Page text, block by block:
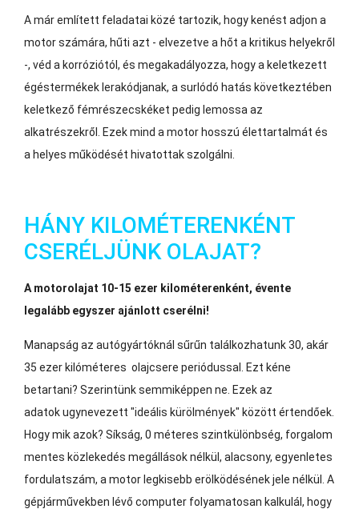
A már említett feladatai közé tartozik, hogy kenést adjon a
motor számára, hűti azt - elvezetve a hőt a kritikus helyekről
-, véd a korróziótól, és megakadályozza, hogy a keletkezett
égéstermékek lerakódjanak, a surlódó hatás következtében
keletkező fémrészecskéket pedig lemossa az
alkatrészekről. Ezek mind a motor hosszú élettartalmát és
a helyes működését hivatottak szolgálni.
HÁNY KILOMÉTERENKÉNT
CSERÉLJÜNK OLAJAT?
A motorolajat 10-15 ezer kilométerenként, évente
legalább egyszer ajánlott cserélni!
Manapság az autógyártóknál sűrűn találkozhatunk 30, akár
35 ezer kilóméteres olajcsere periódussal. Ezt kéne
betartani? Szerintünk semmiképpen ne. Ezek az
adatok ugynevezett "ideális kürölmények" között értendőek.
Hogy mik azok? Síkság, 0 méteres szintkülönbség, forgalom
mentes közlekedés megállások nélkül, alacsony, egyenletes
fordulatszám, a motor legkisebb erölködésének jele nélkül. A
gépjárművekben lévő computer folyamatosan kalkulál, hogy